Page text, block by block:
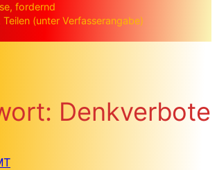
fordernd
Teilen (unter Verfasserangabe)
Denkverbote